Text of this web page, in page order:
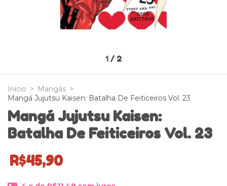
1 / 2
Início > Mangás >
Mangá Jujutsu Kaisen: Batalha De Feiticeiros Vol. 23
Mangá Jujutsu Kaisen:
Batalha De Feiticeiros Vol. 23
R$45,90